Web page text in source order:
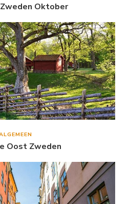
Oktober
Oost Zweden